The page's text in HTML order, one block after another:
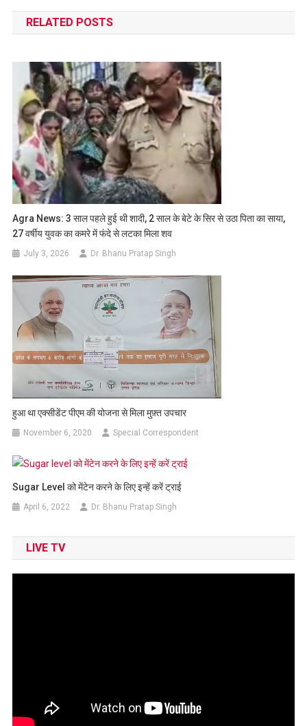
navigation
RELATED POSTS
Agra News: 3 साल पहले हुई थी शादी, 2 साल के बेटे के सिर से उठा पिता का साया,
27 वर्षीय युवक का कमरे में फंदे से लटका मिला शव
July 3, 2026 Dr. Bhanu Pratap Singh
हुआ था एक्सीडेंट पीएम की योजना से मिला मुफ़्त उपचार
November 6, 2020 Special Correspondent
Sugar Level को मेंटेन करने के ल‍िए इन्हें करें ट्राई
April 6, 2022 Dr. Bhanu Pratap Singh
LIVE TV